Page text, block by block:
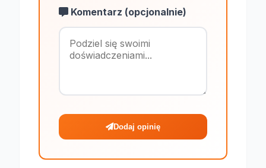
Komentarz (opcjonalnie)
Maksymalnie
Dodaj opinię